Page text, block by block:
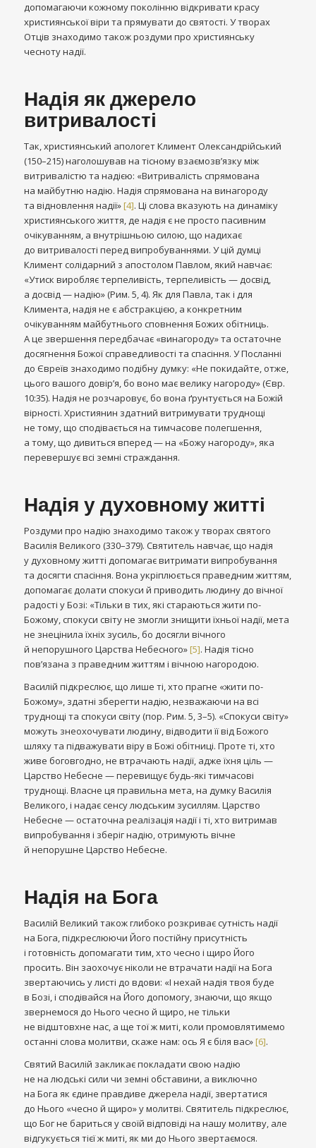
допомагаючи кожному поколінню відкривати красу
християнської віри та прямувати до святості. У творах
Отців знаходимо також роздуми про християнську
чесноту надії.
Надія як джерело
витривалості
Так, християнський апологет Климент Олександрійський
(150–215) наголошував на тісному взаємозв’язку між
витривалістю та надією: «Витривалість спрямована
на майбутню надію. Надія спрямована на винагороду
та відновлення надії»[4]. Ці слова вказують на динаміку
християнського життя, де надія є не просто пасивним
очікуванням, а внутрішньою силою, що надихає
до витривалості перед випробуваннями. У цій думці
Климент солідарний з апостолом Павлом, який навчає:
«Утиск виробляє терпеливість, терпеливість — досвід,
а досвід — надію» (Рим. 5, 4). Як для Павла, так і для
Климента, надія не є абстракцією, а конкретним
очікуванням майбутнього сповнення Божих обітниць.
А це звершення передбачає «винагороду» та остаточне
досягнення Божої справедливості та спасіння. У Посланні
до Євреїв знаходимо подібну думку: «Не покидайте, отже,
цього вашого довір’я, бо воно має велику нагороду» (Євр.
10:35). Надія не розчаровує, бо вона ґрунтується на Божій
вірності. Християнин здатний витримувати труднощі
не тому, що сподівається на тимчасове полегшення,
а тому, що дивиться вперед — на «Божу нагороду», яка
перевершує всі земні страждання.
Надія у духовному житті
Роздуми про надію знаходимо також у творах святого
Василія Великого (330–379). Святитель навчає, що надія
у духовному житті допомагає витримати випробування
та досягти спасіння. Вона укріплюється праведним життям,
допомагає долати спокуси й приводить людину до вічної
радості у Бозі: «Тільки в тих, які стараються жити по-
Божому, спокуси світу не змогли знищити їхньої надії, мета
не знецінила їхніх зусиль, бо досягли вічного
й непорушного Царства Небесного»[5]. Надія тісно
пов’язана з праведним життям і вічною нагородою.
Василій підкреслює, що лише ті, хто прагне «жити по-
Божому», здатні зберегти надію, незважаючи на всі
труднощі та спокуси світу (пор. Рим. 5, 3–5). «Спокуси світу»
можуть знеохочувати людину, відводити її від Божого
шляху та підважувати віру в Божі обітниці. Проте ті, хто
живе боговгодно, не втрачають надії, адже їхня ціль —
Царство Небесне — перевищує будь-які тимчасові
труднощі. Власне ця правильна мета, на думку Василія
Великого, і надає сенсу людським зусиллям. Царство
Небесне — остаточна реалізація надії і ті, хто витримав
випробування і зберіг надію, отримують вічне
й непорушне Царство Небесне.
Надія на Бога
Василій Великий також глибоко розкриває сутність надії
на Бога, підкреслюючи Його постійну присутність
і готовність допомагати тим, хто чесно і щиро Його
просить. Він заохочує ніколи не втрачати надії на Бога
звертаючись у листі до вдови: «І нехай надія твоя буде
в Бозі, і сподівайся на Його допомогу, знаючи, що якщо
звернемося до Нього чесно й щиро, не тільки
не відштовхне нас, а ще тої ж миті, коли промовлятимемо
останні слова молитви, скаже нам: ось Я є біля вас»[6].
Святий Василій закликає покладати свою надію
не на людські сили чи земні обставини, а виключно
на Бога як єдине правдиве джерела надії, звертатися
до Нього «чесно й щиро» у молитві. Святитель підкреслює,
що Бог не бариться у своїй відповіді на нашу молитву, але
відгукується тієї ж миті, як ми до Нього звертаємося.